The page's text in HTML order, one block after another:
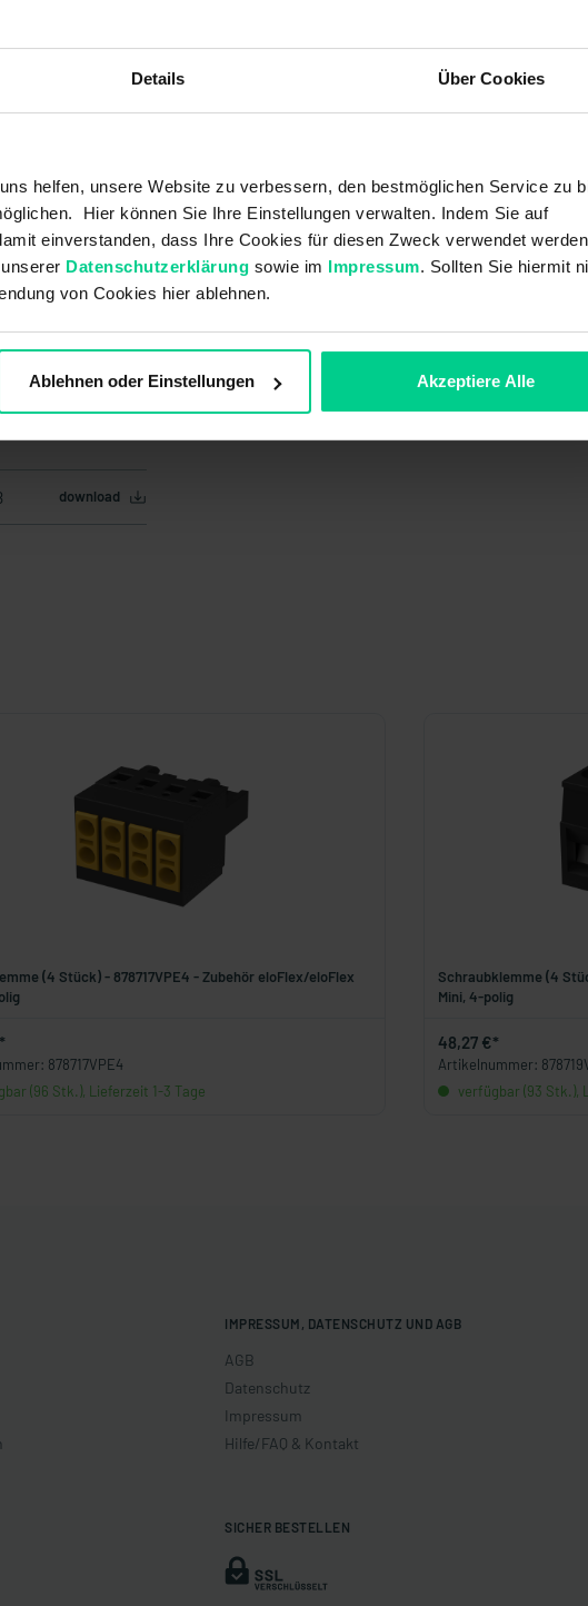
Details Über Cookies
helfen, unsere Website zu verbessern, den bestmöglichen Service zu
Hier können Sie Ihre Einstellungen verwalten. Indem Sie auf
einverstanden, dass Ihre Cookies für diesen Zweck verwendet
Datenschutzerklärung sowie im Impressum. Sollten Sie hiermit
von Cookies hier ablehnen.
Ablehnen oder Einstellungen Akzeptiere Alle
download
(4 Stück) - 878717VPE4 - Zubehör eloFlex/eloFlex
878717VPE4
(96 Stk.), Lieferzeit 1-3 Tage
Schraubklemme (4
Mini, 4-polig
48,27 €*
Artikelnummer:
verfügbar (93 Stk.),
IMPRESSUM, DATENSCHUTZ UND AGB
AGB
Datenschutz
Impressum
Hilfe/FAQ & Kontakt
SICHER BESTELLEN